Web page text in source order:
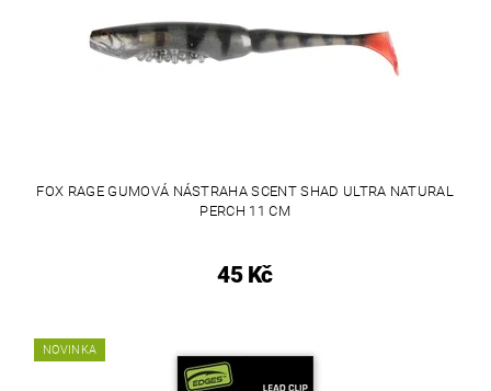
FOX RAGE GUMOVÁ NÁSTRAHA SCENT SHAD ULTRA NATURAL
PERCH 11 CM
45 Kč
NOVINKA